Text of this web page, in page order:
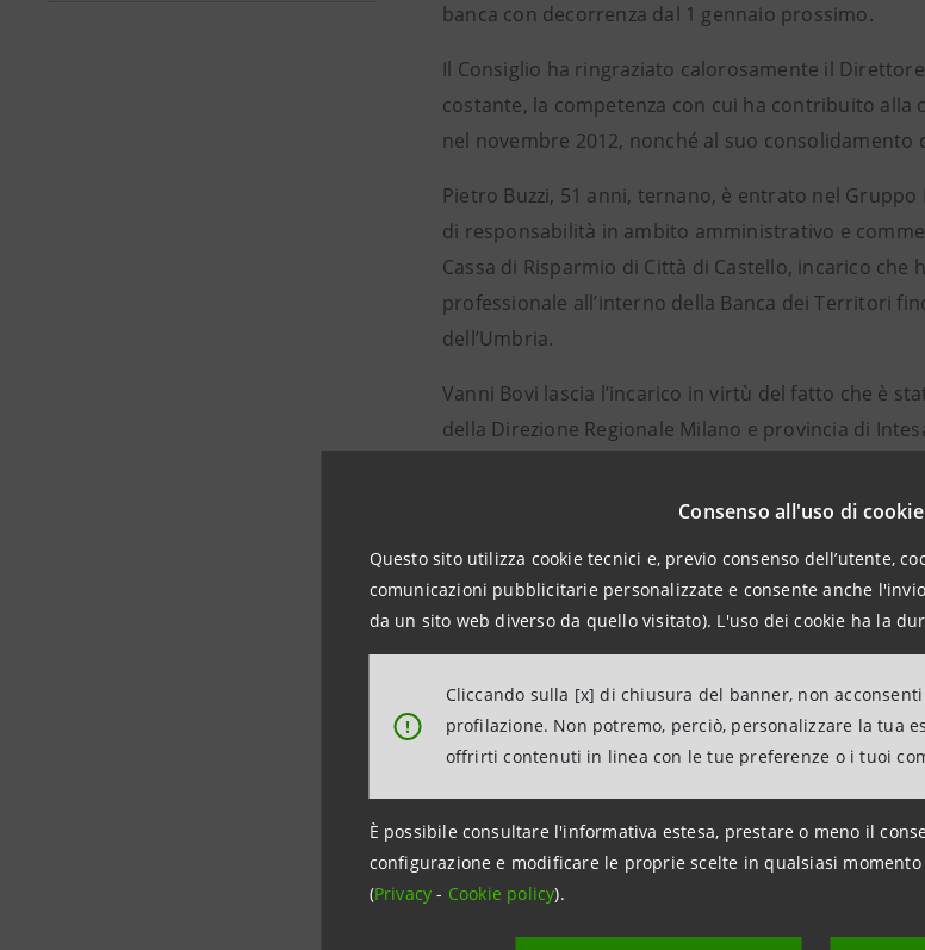
Consenso all'uso di cookie
Questo sito utilizza cookie tecnici e, previo consenso dell’utente,
comunicazioni pubblicitarie personalizzate e consente anche
da un sito web diverso da quello visitato). L'uso dei cookie ha la
!
Cliccando sulla [x] di chiusura del banner, non acconsenti
profilazione. Non potremo, perciò, personalizzare la tua
offrirti contenuti in linea con le tue preferenze o i tuoi
È possibile consultare l'informativa estesa, prestare o meno il
configurazione e modificare le proprie scelte in qualsiasi
(Privacy- Cookie policy).
banca con decorrenza dal 1 gennaio prossimo.
Il Consiglio ha ringraziato calorosamente il
costante, la competenza con cui ha contribuito alla
nel novembre 2012, nonché al suo
Pietro Buzzi, 51 anni, ternano, è entrato nel
di responsabilità in ambito amministrativo e
Cassa di Risparmio di Città di Castello, incarico
professionale all’interno della Banca dei Territori
dell’Umbria.
Vanni Bovi lascia l’incarico in virtù del fatto che è
della Direzione Regionale Milano e provincia di
Casse di Risparmio dell’Umbria è la banca di
sportelli, a servizio di oltre 182.000 clienti.
Per informazioni:
Banca CR Firenze - Gruppo Intesa Sanpaolo
055 2612216 -stampa@intesasanpaolo.com